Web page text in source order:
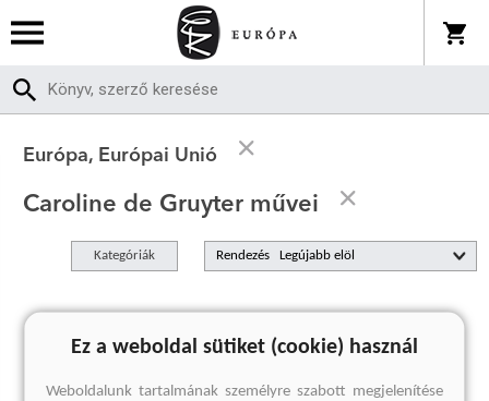
Európa, Európai Unió
Caroline de Gruyter művei
Kategóriák Rendezés
A keresett kifejezésre nincs találat
Ez a weboldal sütiket (cookie) használ
Weboldalunk tartalmának személyre szabott megjelenítése